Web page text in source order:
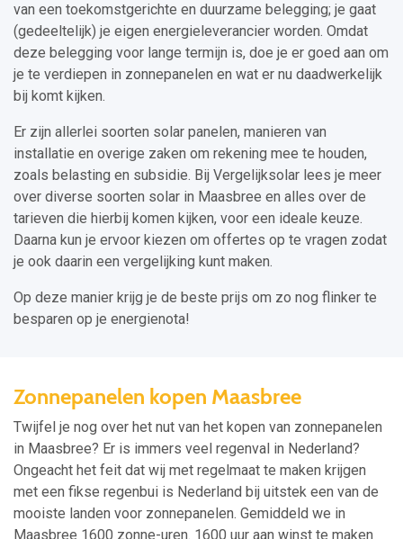
van een toekomstgerichte en duurzame belegging; je gaat
(gedeeltelijk) je eigen energieleverancier worden. Omdat
deze belegging voor lange termijn is, doe je er goed aan om
je te verdiepen in zonnepanelen en wat er nu daadwerkelijk
bij komt kijken.
Er zijn allerlei soorten solar panelen, manieren van
installatie en overige zaken om rekening mee te houden,
zoals belasting en subsidie. Bij Vergelijksolar lees je meer
over diverse soorten solar in Maasbree en alles over de
tarieven die hierbij komen kijken, voor een ideale keuze.
Daarna kun je ervoor kiezen om offertes op te vragen zodat
je ook daarin een vergelijking kunt maken.
Op deze manier krijg je de beste prijs om zo nog flinker te
besparen op je energienota!
Zonnepanelen kopen Maasbree
Twijfel je nog over het nut van het kopen van zonnepanelen
in Maasbree? Er is immers veel regenval in Nederland?
Ongeacht het feit dat wij met regelmaat te maken krijgen
met een fikse regenbui is Nederland bij uitstek een van de
mooiste landen voor zonnepanelen. Gemiddeld we in
Maasbree 1600 zonne-uren. 1600 uur aan winst te maken